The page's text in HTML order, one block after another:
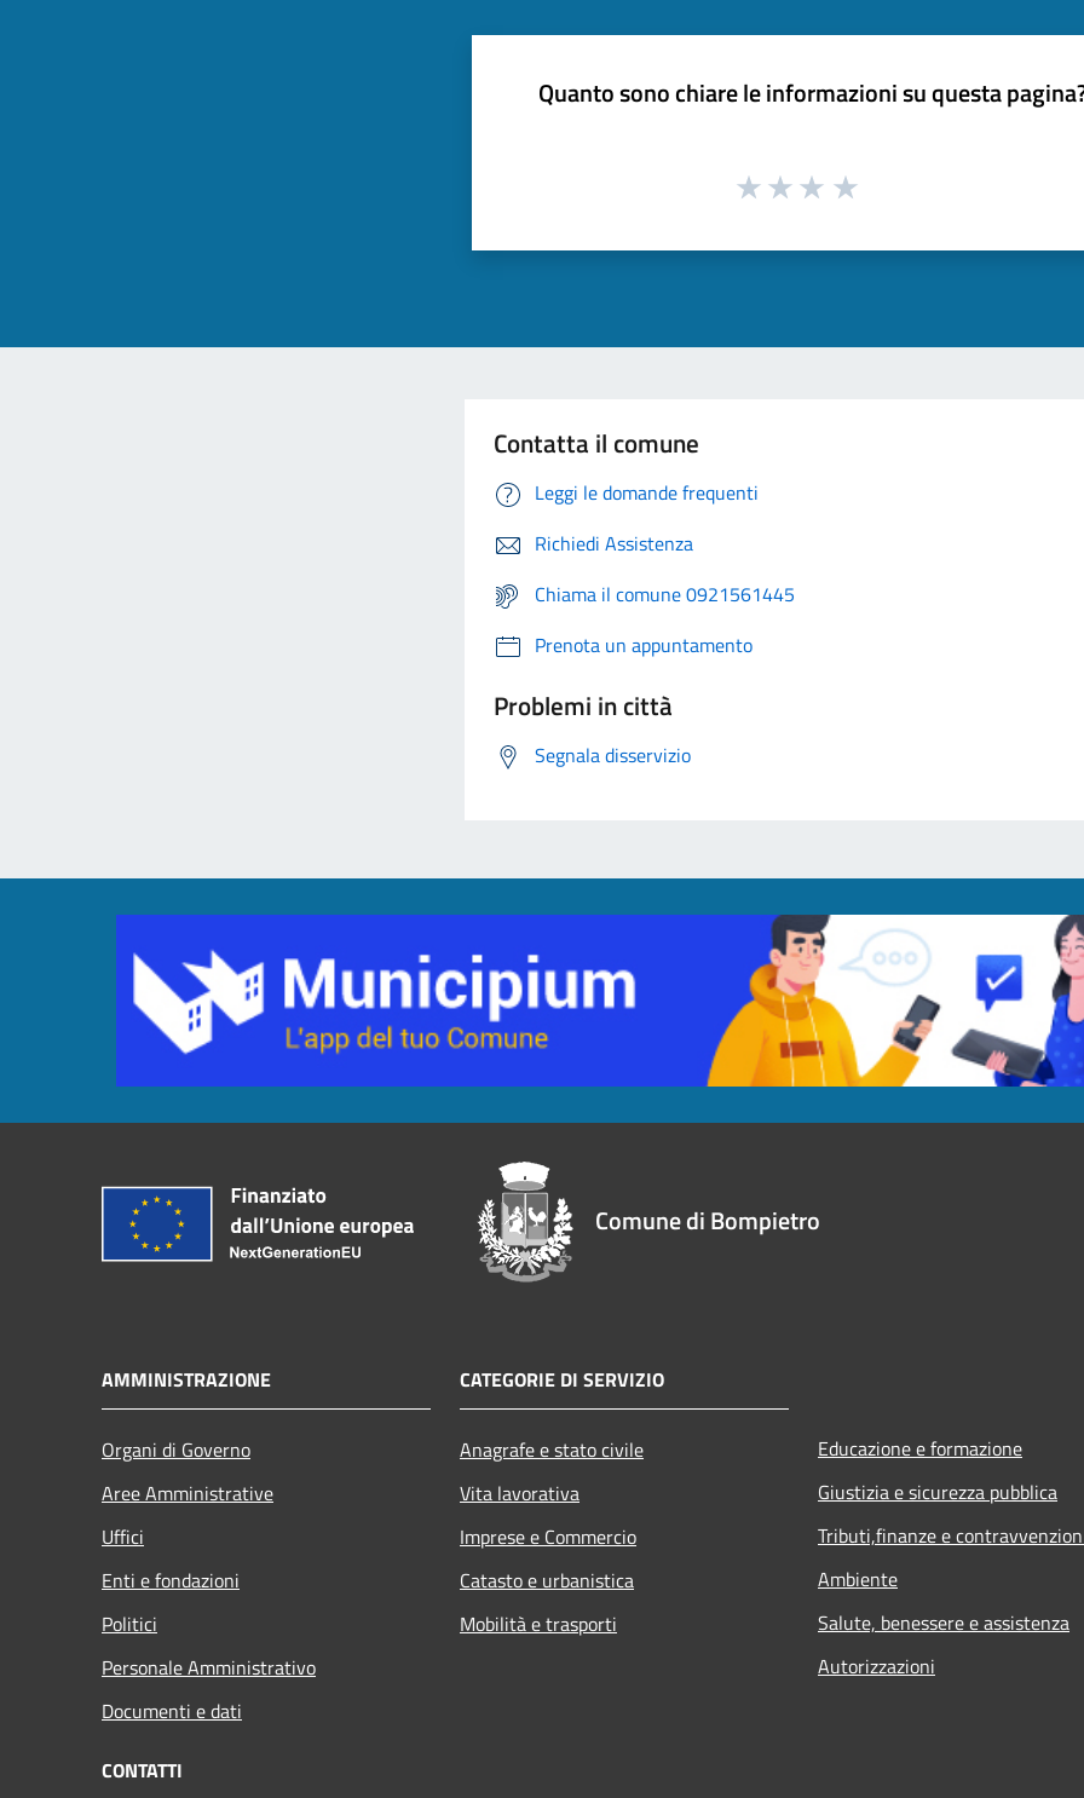
Quanto sono chiare le informazioni su questa
Contatta il comune
Leggi le domande frequenti
Richiedi Assistenza
Chiama il comune 0921561445
Prenota un appuntamento
Problemi in città
Segnala disservizio
Comune di Bompietro
AMMINISTRAZIONE
Organi di Governo
Aree Amministrative
Uffici
Enti e fondazioni
Politici
Personale Amministrativo
Documenti e dati
CATEGORIE DI SERVIZIO
Anagrafe e stato civile
Vita lavorativa
Imprese e Commercio
Catasto e urbanistica
Mobilità e trasporti
Educazione e formazione
Giustizia e sicurezza pubblica
Tributi,finanze e
Ambiente
Salute, benessere e assistenza
Autorizzazioni
CONTATTI